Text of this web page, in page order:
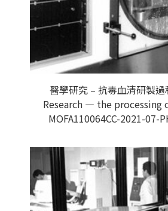
醫學研究 – 抗毒血清研製
Research — the processing
MOFA110064CC-2021-07-